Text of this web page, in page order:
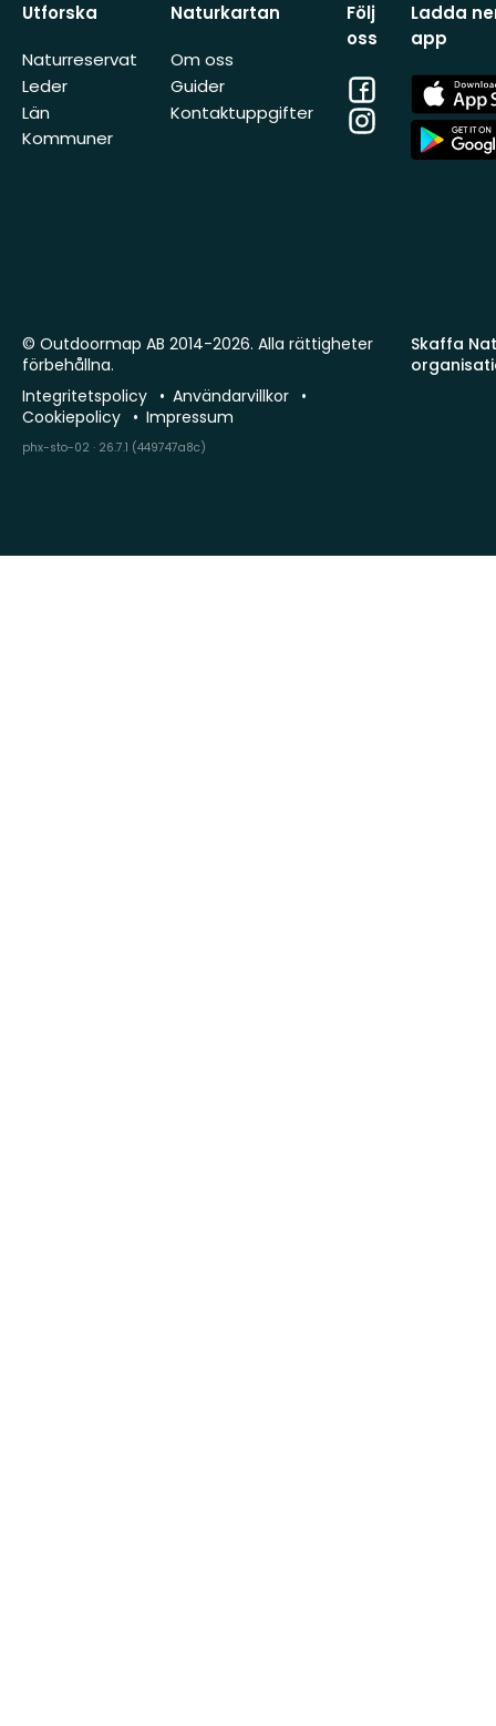
Utforska
Naturreservat
Leder
Län
Kommuner
Naturkartan
Om oss
Guider
Kontaktuppgifter
Följ
oss
Facebook
Instagram
Ladda
app
App
Store
App
Store
Skaffa
© Outdoormap AB 2014-2026. Alla rättigheter
förbehållna.
Integritetspolicy
Användarvillkor
Cookiepolicy
Impressum
phx-sto-02 · 26.7.1 (449747a8c)